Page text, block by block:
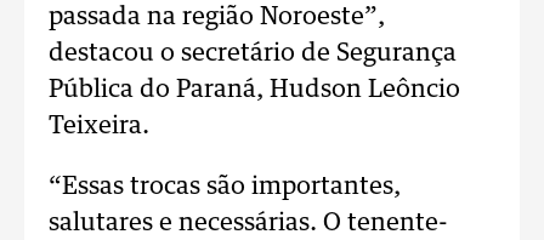
passada na região Noroeste”,
destacou o secretário de Segurança
Pública do Paraná, Hudson Leôncio
Teixeira.
“Essas trocas são importantes,
salutares e necessárias. O tenente-